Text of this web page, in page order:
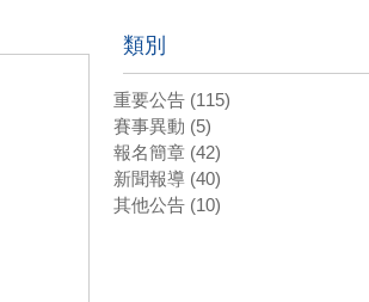
類別
重要公告 (115)
賽事異動 (5)
報名簡章 (42)
新聞報導 (40)
其他公告 (10)